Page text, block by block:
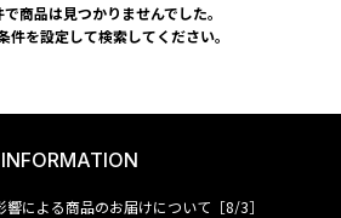
商品は見つかりませんでした。
件を設定して検索してください。
INFORMATION
響による商品のお届けについて［8/3］